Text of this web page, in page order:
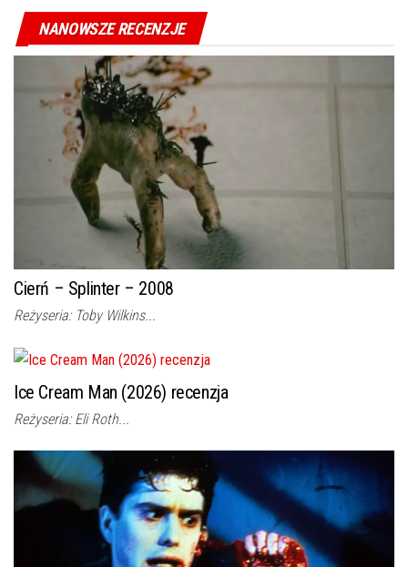
NANOWSZE RECENZJE
Cierń – Splinter – 2008
Reżyseria: Toby Wilkins...
Ice Cream Man (2026) recenzja
Reżyseria: Eli Roth...